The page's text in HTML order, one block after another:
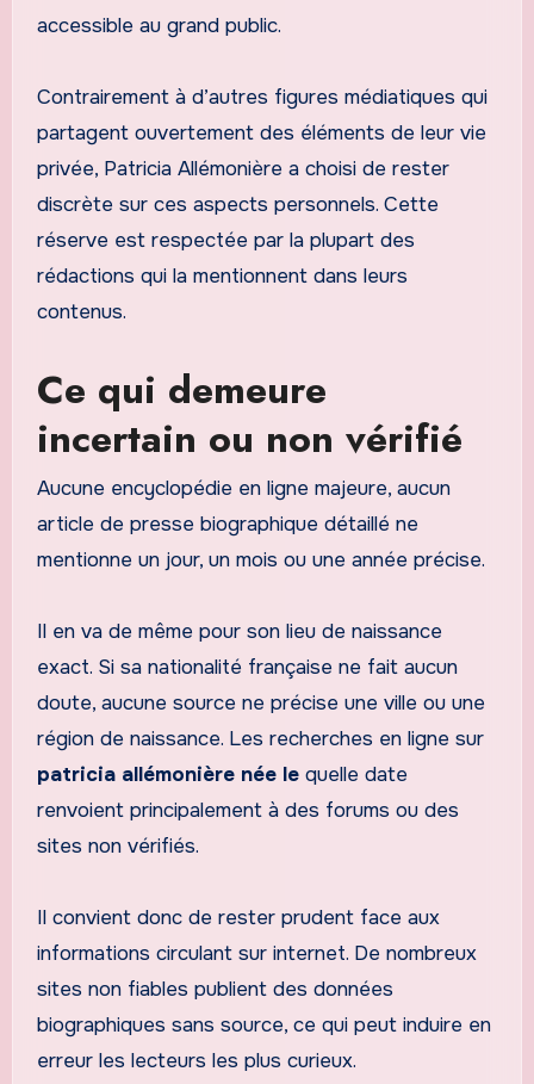
accessible au grand public.
Contrairement à d’autres figures médiatiques qui
partagent ouvertement des éléments de leur vie
privée, Patricia Allémonière a choisi de rester
discrète sur ces aspects personnels. Cette
réserve est respectée par la plupart des
rédactions qui la mentionnent dans leurs
contenus.
Ce qui demeure
incertain ou non vérifié
Aucune encyclopédie en ligne majeure, aucun
article de presse biographique détaillé ne
mentionne un jour, un mois ou une année précise.
Il en va de même pour son lieu de naissance
exact. Si sa nationalité française ne fait aucun
doute, aucune source ne précise une ville ou une
région de naissance. Les recherches en ligne sur
patricia allémonière née lequelle date
renvoient principalement à des forums ou des
sites non vérifiés.
Il convient donc de rester prudent face aux
informations circulant sur internet. De nombreux
sites non fiables publient des données
biographiques sans source, ce qui peut induire en
erreur les lecteurs les plus curieux.